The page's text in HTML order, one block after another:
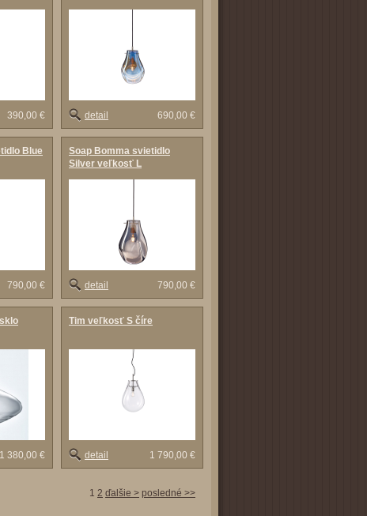
390,00 € detail 690,00 €
Blue
Soap Bomma svietidlo
Silver veľkosť L
790,00 € detail 790,00 €
Tim veľkosť S číre
1 380,00 € detail 1 790,00 €
1 2 ďalšie > posledné >>